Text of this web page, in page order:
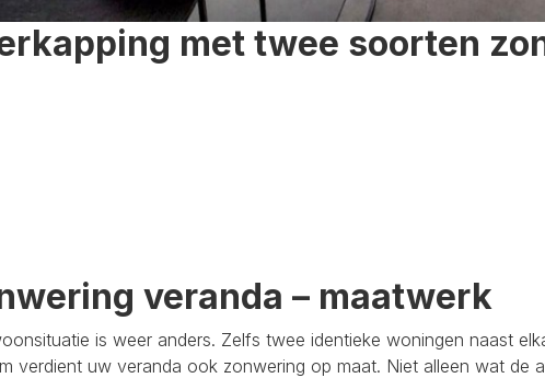
met twee soorten
veranda – maatwerk
is weer anders. Zelfs twee identieke woningen naast
verdient uw veranda ook zonwering op maat. Niet alleen wat de